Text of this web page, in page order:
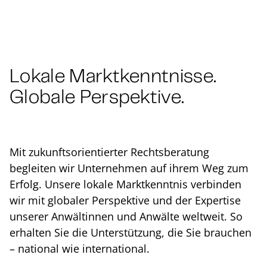
Lokale Markt­kennt­nis­se.
Globale Perspektive.
Mit zu­kunfts­ori­en­tier­ter Rechts­be­ra­tung
begleiten wir Unternehmen auf ihrem Weg zum
Erfolg. Unsere lokale Marktkenntnis verbinden
wir mit globaler Perspektive und der Expertise
unserer Anwältinnen und Anwälte weltweit. So
erhalten Sie die Un­ter­stüt­zung, die Sie brauchen
– national wie in­ter­na­tio­nal.